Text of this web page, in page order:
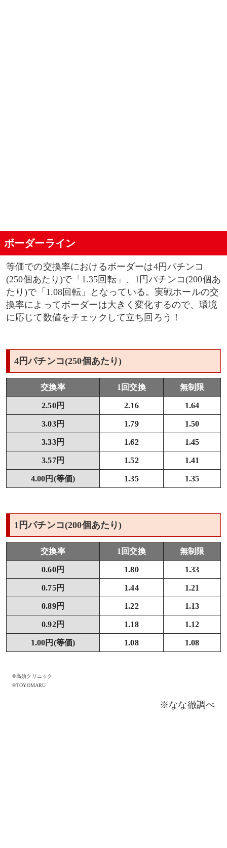
ボーダーライン
等価での交換率におけるボーダーは4円パチンコ
(250個あたり)で「1.35回転」、1円パチンコ(200個あ
たり)で「1.08回転」となっている。実戦ホールの交
換率によってボーダーは大きく変化するので、環境
に応じて数値をチェックして立ち回ろう！
4円パチンコ(250個あたり)
交換率 1回交換 無制限
2.50円 2.16 1.64
3.03円 1.79 1.50
3.33円 1.62 1.45
3.57円 1.52 1.41
4.00円(等価) 1.35 1.35
1円パチンコ(200個あたり)
交換率 1回交換 無制限
0.60円 1.80 1.33
0.75円 1.44 1.21
0.89円 1.22 1.13
0.92円 1.18 1.12
1.00円(等価) 1.08 1.08
©高須クリニック
©TOYOMARU
※なな徹調べ